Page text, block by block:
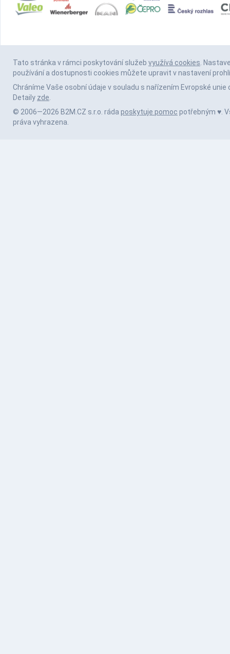
Tato stránka v rámci poskytování služeb využívá cookies.
používání a dostupnosti cookies můžete upravit v nastavení
Chráníme Vaše osobní údaje v souladu s nařízením Evropské unie
Detaily zde.
© 2006—2026 B2M.CZ s.r.o. ráda poskytuje pomoc potřebným ♥️.
práva vyhrazena.